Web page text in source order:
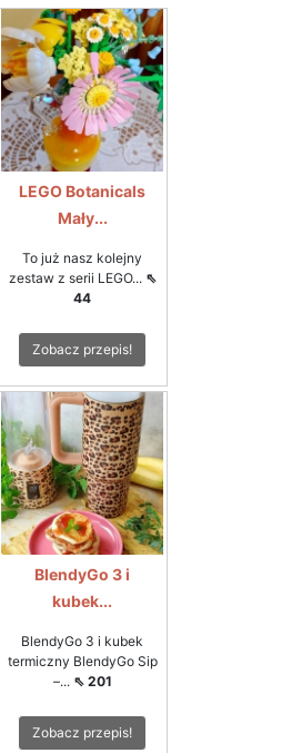
LEGO Botanicals
Mały...
To już nasz kolejny
zestaw z serii LEGO... ⇖
44
Zobacz przepis!
BlendyGo 3 i
kubek...
BlendyGo 3 i kubek
termiczny BlendyGo Sip
–... ⇖ 201
Zobacz przepis!